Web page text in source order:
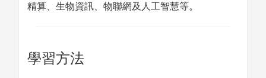
精算、生物資訊、物聯網及人工智慧等。
學習方法